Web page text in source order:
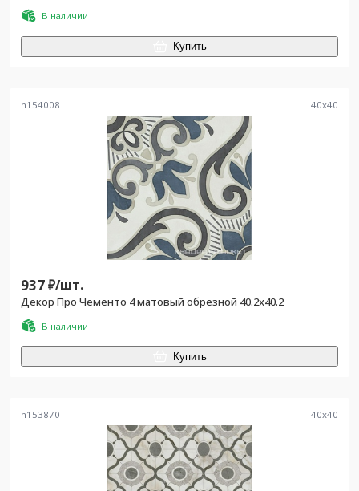
В наличии
Купить
n154008 40x40
937₽/шт.
Декор Про Чементо 4 матовый обрезной 40.2x40.2
В наличии
Купить
n153870 40x40